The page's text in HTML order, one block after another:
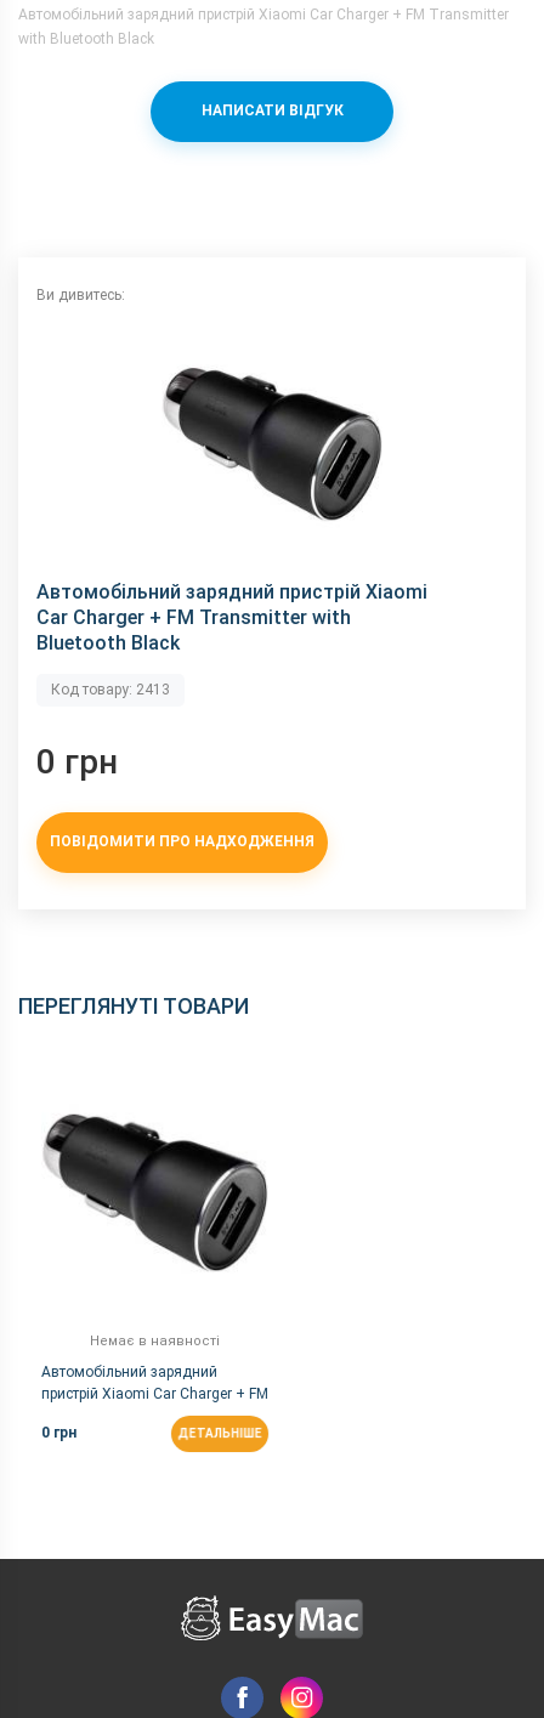
Автомобільний зарядний пристрій Xiaomi Car Charger + FM Transmitter
with Bluetooth Black
НАПИСАТИ ВІДГУК
Ви дивитесь:
Автомобільний зарядний пристрій Xiaomi
Car Charger + FM Transmitter with
Bluetooth Black
Код товару: 2413
0 грн
ПОВІДОМИТИ ПРО НАДХОДЖЕННЯ
ПЕРЕГЛЯНУТІ ТОВАРИ
Немає в наявності
Автомобільний зарядний
пристрій Xiaomi Car Charger + FM
Transmitter with Bluetooth Black
0 грн
ДЕТАЛЬНІШЕ